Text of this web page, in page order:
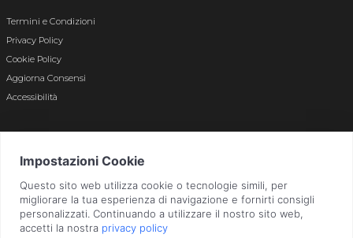
Termini e Condizioni
Privacy Policy
Cookie Policy
Aggiorna Consensi
Accessibilità
Bergamo n. 01496180165 · Capitale Sociale i.v. € 800.000,00